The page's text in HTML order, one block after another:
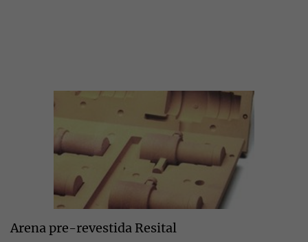
Arena pre-revestida Resital